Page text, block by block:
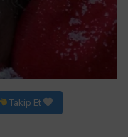
Takip Et